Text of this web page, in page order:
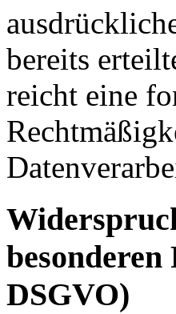
bereits
reicht eine
DSGVO)